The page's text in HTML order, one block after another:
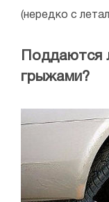
(нередко с
Поддаются
грыжами?